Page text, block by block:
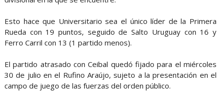
Esto hace que Universitario sea el único líder de la Primera
Rueda con 19 puntos, seguido de Salto Uruguay con 16 y
Ferro Carril con 13 (1 partido menos).
El partido atrasado con Ceibal quedó fijado para el miércoles
30 de julio en el Rufino Araújo, sujeto a la presentación en el
campo de juego de las fuerzas del orden público.